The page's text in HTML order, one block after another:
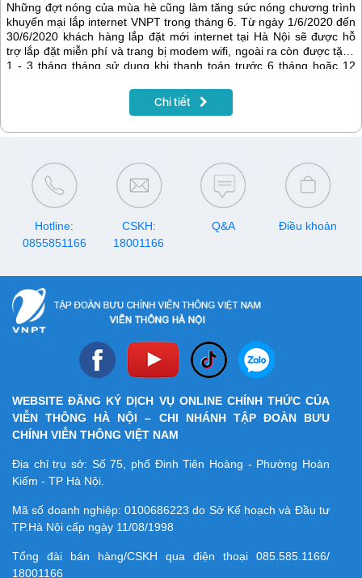
Những đợt nóng của mùa hè cũng làm tăng sức nóng chương trình
khuyến mại lắp internet VNPT trong tháng 6. Từ ngày 1/6/2020 đến
30/6/2020 khách hàng lắp đặt mới internet tại Hà Nội sẽ được hỗ
trợ lắp đặt miễn phí và trang bị modem wifi, ngoài ra còn được tặng
1 - 3 tháng tháng sử dụng khi thanh toán trước 6 tháng hoặc 12
Chi tiết
Hotline:
0855851166
CSKH:
18001166
Q&A Điều khoản
WEBSITE ĐĂNG KÝ DỊCH VỤ ONLINE CHÍNH THỨC CỦA
VIỄN THÔNG HÀ NỘI – CHI NHÁNH TẬP ĐOÀN BƯU
CHÍNH VIỄN THÔNG VIỆT NAM
Địa chỉ trụ sở: Số 75, phố Đinh Tiên Hoàng - Phường Hoàn
Kiếm - TP Hà Nội.
Mã số doanh nghiệp:0100686223 do Sở Kế hoạch và Đầu tư
TP.Hà Nội cấp ngày 11/08/1998
Tổng đài bán hàng/CSKH qua điện thoại 085.585.1166/
18001166